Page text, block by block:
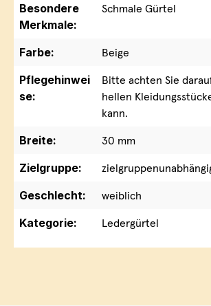
Besondere
Merkmale:
Schmale Gürtel
Farbe:
Beige
Pflegehinwei
se:
Bitte achten Sie
hellen
kann.
Breite:
30 mm
Zielgruppe:
Geschlecht:
weiblich
Kategorie:
Ledergürtel